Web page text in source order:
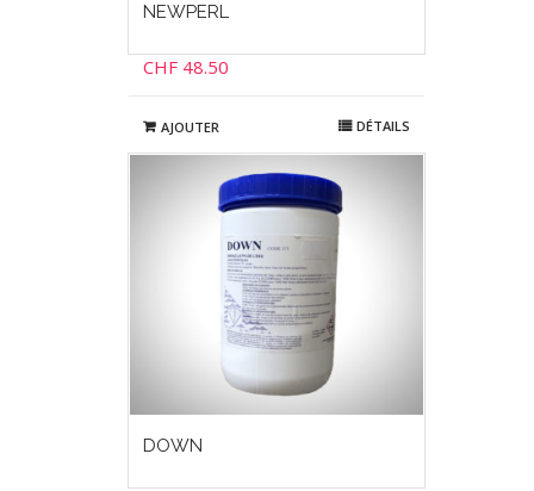
NEWPERL
CHF48.50
AJOUTER DÉTAILS
DOWN